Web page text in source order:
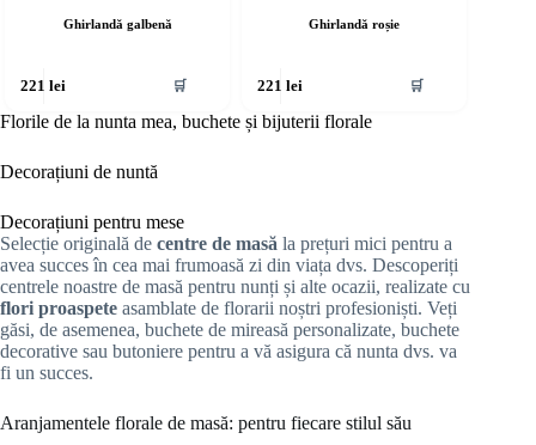
Ghirlandă galbenă
221lei 🛒
Ghirlandă roșie
221lei
🛒
Florile de la nunta mea, buchete și bijuterii florale
Decorațiuni de nuntă
Decorațiuni pentru mese
Selecție originală de centre de masă la prețuri mici pentru a
avea succes în cea mai frumoasă zi din viața dvs. Descoperiți
centrele noastre de masă pentru nunți și alte ocazii, realizate cu
flori proaspete asamblate de florarii noștri profesioniști. Veți
găsi, de asemenea, buchete de mireasă personalizate, buchete
decorative sau butoniere pentru a vă asigura că nunta dvs. va
fi un succes.
Aranjamentele florale de masă: pentru fiecare stilul său